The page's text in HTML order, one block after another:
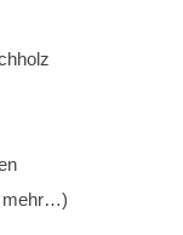
mehr…)